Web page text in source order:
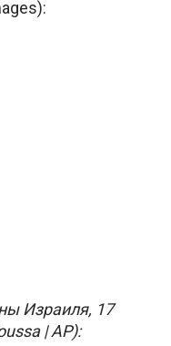
Израиля, 17
| AP):